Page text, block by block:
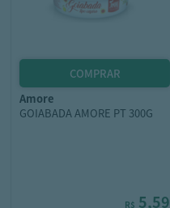
amore
GOIABADA AMORE PT 300G
R$ 5,59